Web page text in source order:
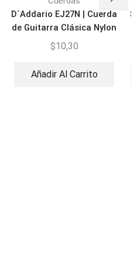
D´Addario EJ27N | Cuerda
de Guitarra Clásica Nylon
$10,30
Añadir Al Carrito